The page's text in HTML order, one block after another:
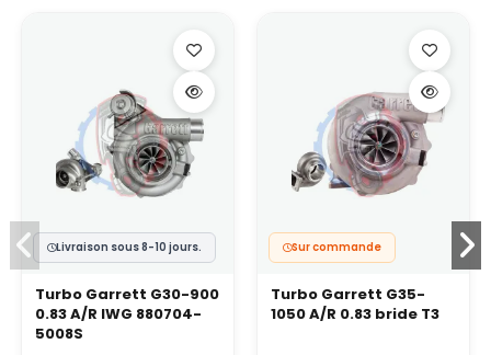
Livraison sous 8-10 jours.
Turbo Garrett G30-900
0.83 A/R IWG 880704-
5008S
Sur commande
Turbo Garrett G35-
1050 A/R 0.83 bride T3